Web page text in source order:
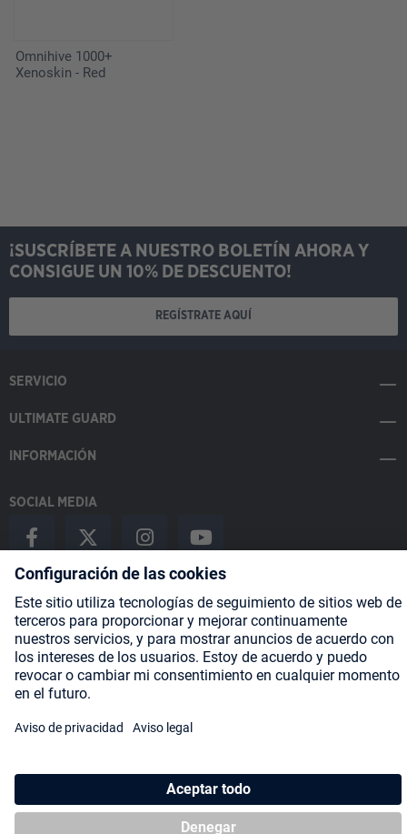
Omnihive 1000+
Xenoskin - Red
¡SUSCRÍBETE A NUESTRO BOLETÍN AHORA Y
CONSIGUE UN 10% DE DESCUENTO!
REGÍSTRATE AQUÍ
SERVICIO
ULTIMATE GUARD
INFORMACIÓN
SOCIAL MEDIA
Shipping
* Todos los precios incluyen IVA másgastos de envío
gastos de envío, si no se indica lo contrario.